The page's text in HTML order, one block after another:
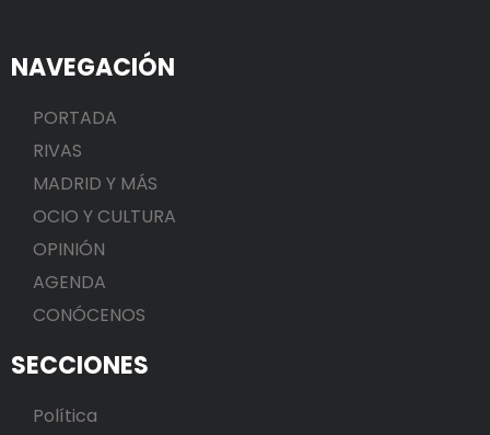
NAVEGACIÓN
PORTADA
RIVAS
MADRID Y MÁS
OCIO Y CULTURA
OPINIÓN
AGENDA
CONÓCENOS
SECCIONES
Política